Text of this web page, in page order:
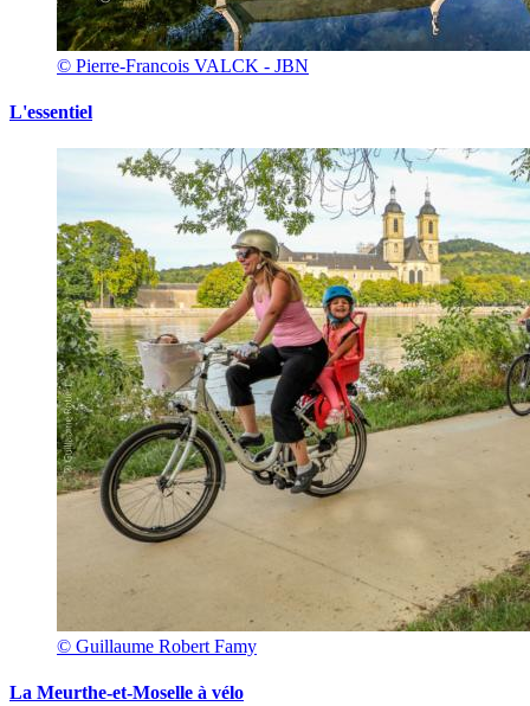
© Pierre-Francois VALCK - JBN
L'essentiel
© Guillaume Robert Famy
La Meurthe-et-Moselle à vélo